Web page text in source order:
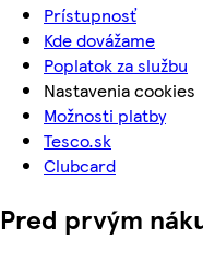
Prístupnosť
Kde dovážame
Poplatok za službu
Nastavenia cookies
Možnosti platby
Tesco.sk
Clubcard
Pred prvým